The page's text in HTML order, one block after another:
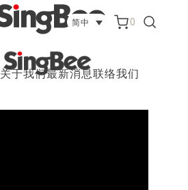
简中 0
关于我们最新消息联络我们